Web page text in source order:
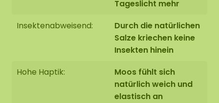
Tageslicht mehr
Insektenabweisend:
Durch die natürlichen
Salze kriechen keine
Insekten hinein
Hohe Haptik:
Moos fühlt sich
natürlich weich und
elastisch an